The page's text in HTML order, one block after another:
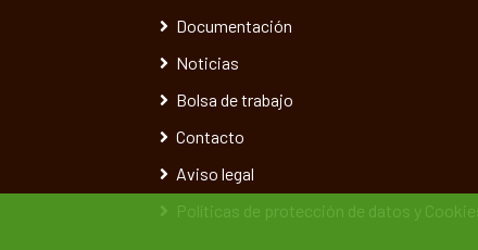
Documentación
Noticias
Bolsa de trabajo
Contacto
Aviso legal
Políticas de protección de datos y